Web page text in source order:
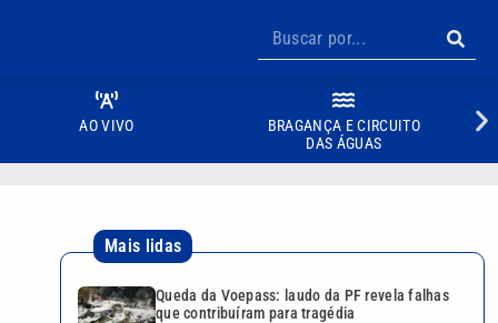
AO VIVO
BRAGANÇA E CIRCUITO
DAS ÁGUAS
Mais lidas
Queda da Voepass: laudo da PF revela falhas
que contribuíram para tragédia